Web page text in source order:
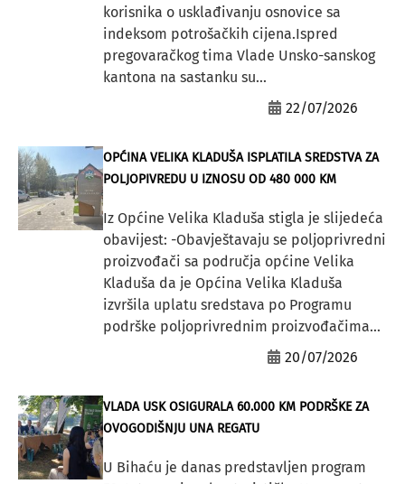
korisnika o usklađivanju osnovice sa
indeksom potrošačkih cijena.Ispred
pregovaračkog tima Vlade Unsko-sanskog
kantona na sastanku su...
22/07/2026
OPĆINA VELIKA KLADUŠA ISPLATILA SREDSTVA ZA
POLJOPIVREDU U IZNOSU OD 480 000 KM
Iz Općine Velika Kladuša stigla je slijedeća
obavijest: -Obavještavaju se poljoprivredni
proizvođači sa područja općine Velika
Kladuša da je Općina Velika Kladuša
izvršila uplatu sredstava po Programu
podrške poljoprivrednim proizvođačima...
20/07/2026
VLADA USK OSIGURALA 60.000 KM PODRŠKE ZA
OVOGODIŠNJU UNA REGATU
U Bihaću je danas predstavljen program